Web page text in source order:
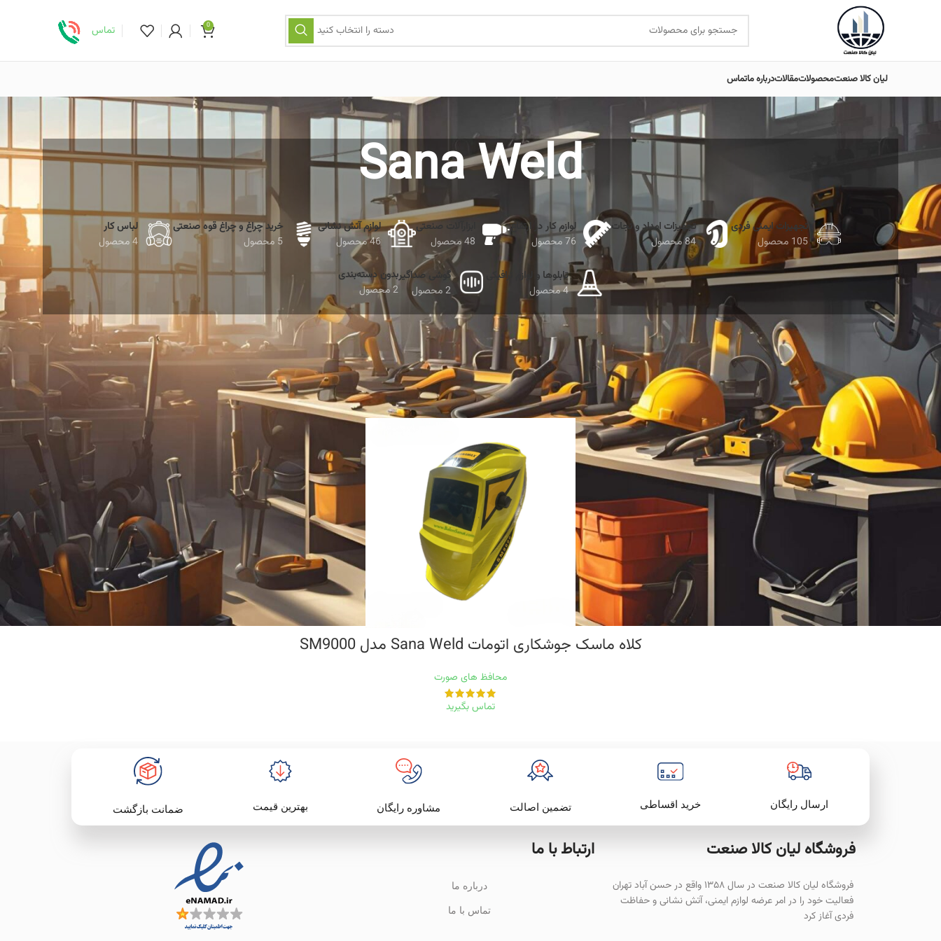
دسته را انتخاب کنید 0 تماس
لیان کالا صنعتمحصولاتمقالاتدرباره ماتماس
Sana Weld
تجهیزات ایمنی فردی
105 محصول
تجهیزات امداد و نجات
84 محصول
لوازم کار در ارتفاع
76 محصول
ابزارآلات صنعتی
48 محصول
لوازم آتش نشانی
46 محصول
خرید چراغ و چراغ قوه صنعتی
5 محصول
لباس کار
4 محصول
تابلوها و لوازم ترافیکی
4 محصول
گوشی صداگیر
2 محصول
بدون دسته‌بندی
2 محصول
خانه محصول برند Sana Weld نمایش دهید 9
12
18
24
کلاه ماسک جوشکاری اتومات Sana Weld مدل SM9000
محافظ های صورت
تماس بگیرید
ارسال رایگان خرید اقساطی تضمین اصالت مشاوره رایگان بهترین قیمت ضمانت بازگشت
فروشگاه لیان‌ کالا صنعت
فروشگاه لیان کالا صنعت در سال ۱۳۵۸ واقع در حسن آباد تهران
فعالیت خود را در امر عرضه لوازم ایمنی، آتش نشانی و حفاظت
فردی آغاز کرد
ارتباط با ما
درباره ما
تماس با ما